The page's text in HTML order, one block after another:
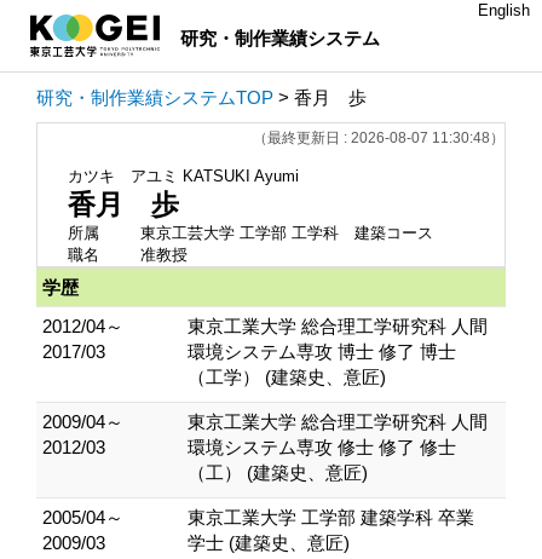
研究・制作業績システム
English
研究・制作業績システムTOP > 香月 歩
（最終更新日 : 2026-08-07 11:30:48）
カツキ アユミ KATSUKI Ayumi
香月 歩
所属
東京工芸大学 工学部 工学科 建築コース
職名
准教授
学歴
2012/04～
2017/03
東京工業大学 総合理工学研究科 人間
環境システム専攻 博士 修了 博士
（工学） (建築史、意匠)
2009/04～
2012/03
東京工業大学 総合理工学研究科 人間
環境システム専攻 修士 修了 修士
（工） (建築史、意匠)
2005/04～
2009/03
東京工業大学 工学部 建築学科 卒業
学士 (建築史、意匠)